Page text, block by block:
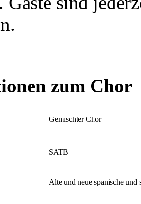
zum Chor
Gemischter Chor
SATB
Alte und neue spanische